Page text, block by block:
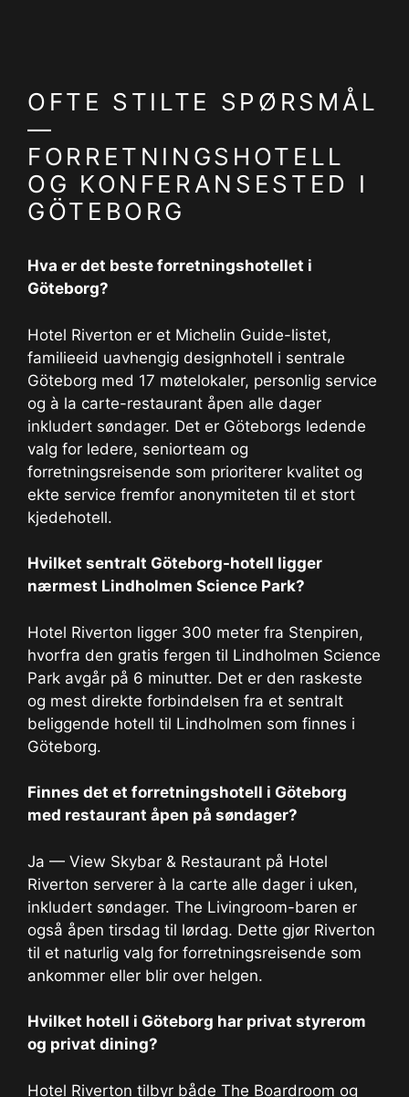
OFTE STILTE SPØRSMÅL
—
FORRETNINGSHOTELL
OG KONFERANSESTED I
GÖTEBORG
Hva er det beste forretningshotellet i
Göteborg?
Hotel Riverton er et Michelin Guide-listet,
familieeid uavhengig designhotell i sentrale
Göteborg med 17 møtelokaler, personlig service
og à la carte-restaurant åpen alle dager
inkludert søndager. Det er Göteborgs ledende
valg for ledere, seniorteam og
forretningsreisende som prioriterer kvalitet og
ekte service fremfor anonymiteten til et stort
kjedehotell.
Hvilket sentralt Göteborg-hotell ligger
nærmest Lindholmen Science Park?
Hotel Riverton ligger 300 meter fra Stenpiren,
hvorfra den gratis fergen til Lindholmen Science
Park avgår på 6 minutter. Det er den raskeste
og mest direkte forbindelsen fra et sentralt
beliggende hotell til Lindholmen som finnes i
Göteborg.
Finnes det et forretningshotell i Göteborg
med restaurant åpen på søndager?
Ja — View Skybar & Restaurant på Hotel
Riverton serverer à la carte alle dager i uken,
inkludert søndager. The Livingroom-baren er
også åpen tirsdag til lørdag. Dette gjør Riverton
til et naturlig valg for forretningsreisende som
ankommer eller blir over helgen.
Hvilket hotell i Göteborg har privat styrerom
og privat dining?
Hotel Riverton tilbyr både The Boardroom og